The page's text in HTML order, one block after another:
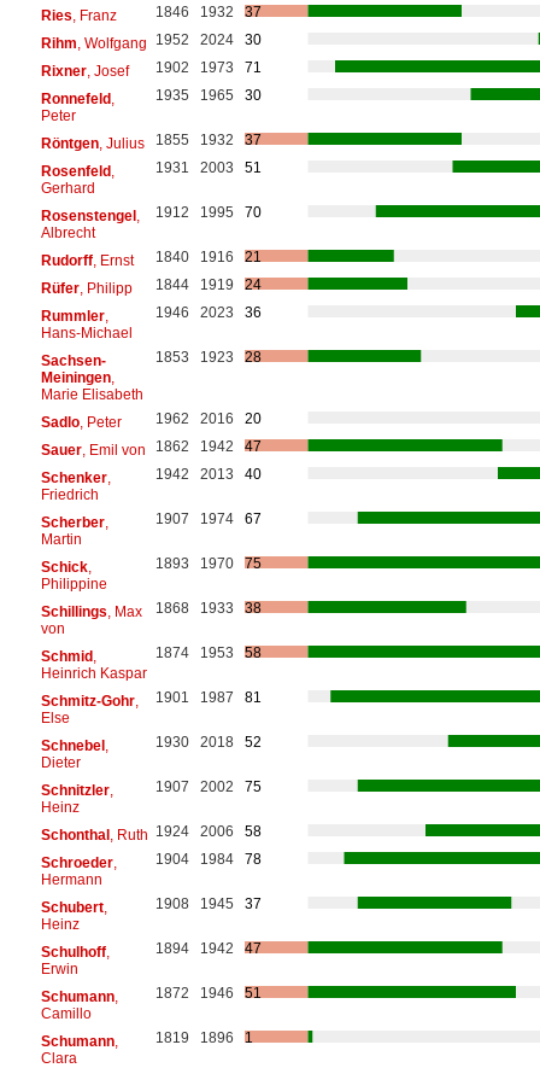
Ries , Franz 1846 1932
37
Rihm , Wolfgang 1952 2024
30
Rixner, Josef 1902 1973
71
Ronnefeld,
Peter
1935 1965 30
Röntgen, Julius 1855 1932
37
Rosenfeld,
Gerhard
1931 2003 51
Rosenstengel,
Albrecht
1912 1995 70
Rudorff, Ernst 1840 1916
21
Rüfer, Philipp 1844 1919
24
Rummler,
Hans-Michael
1946 2023 36
Sachsen-
Meiningen,
Marie Elisabeth
1853 1923 28
Sadlo, Peter 1962 2016
20
Sauer, Emil von 1862 1942
47
Schenker,
Friedrich
1942 2013 40
Scherber,
Martin
1907 1974 67
Schick,
Philippine
1893 1970 75
Schillings , Max
von
1868 1933 38
Schmid,
Heinrich Kaspar
1874 1953 58
Schmitz-Gohr,
Else
1901 1987 81
Schnebel,
Dieter
1930 2018 52
Schnitzler,
Heinz
1907 2002 75
Schonthal, Ruth 1924 2006
58
Schroeder,
Hermann
1904 1984 78
Schubert,
Heinz
1908 1945 37
Schulhoff,
Erwin
1894 1942 47
Schumann,
Camillo
1872 1946 51
Schumann,
Clara
1819 1896 1